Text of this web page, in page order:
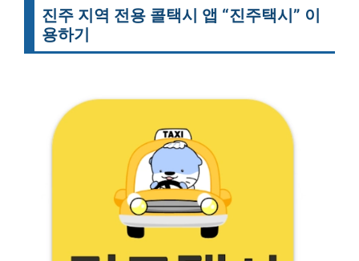
진주 지역 전용 콜택시 앱 “진주택시” 이
용하기